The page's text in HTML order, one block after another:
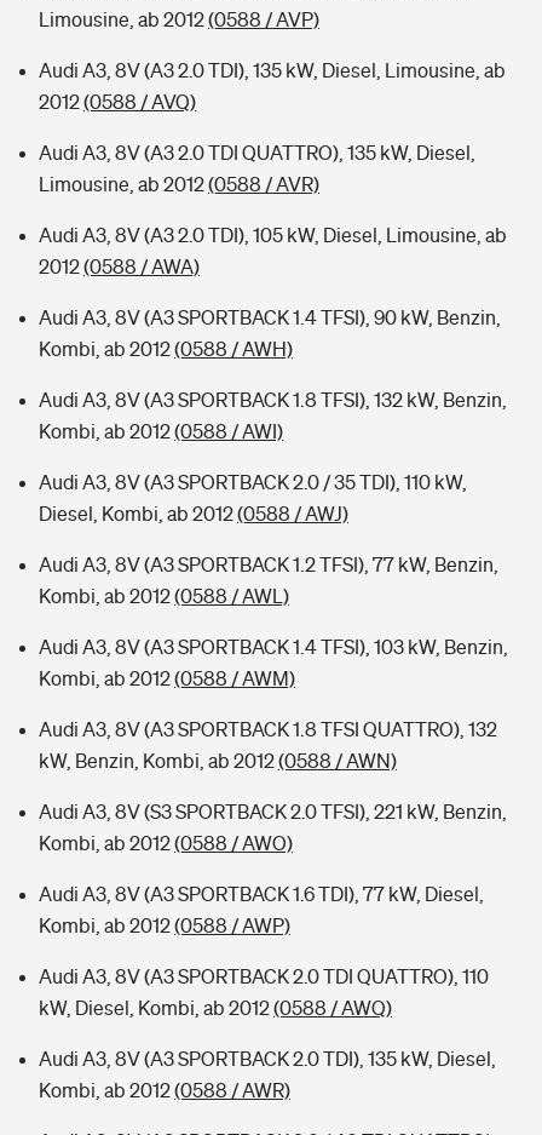
Limousine, ab 2012(0588 / AVP)
Audi A3, 8V (A3 2.0 TDI), 135 kW, Diesel, Limousine, ab
2012(0588 / AVQ)
Audi A3, 8V (A3 2.0 TDI QUATTRO), 135 kW, Diesel,
Limousine, ab 2012(0588 / AVR)
Audi A3, 8V (A3 2.0 TDI), 105 kW, Diesel, Limousine, ab
2012(0588 / AWA)
Audi A3, 8V (A3 SPORTBACK 1.4 TFSI), 90 kW, Benzin,
Kombi, ab 2012(0588 / AWH)
Audi A3, 8V (A3 SPORTBACK 1.8 TFSI), 132 kW, Benzin,
Kombi, ab 2012(0588 / AWI)
Audi A3, 8V (A3 SPORTBACK 2.0 / 35 TDI), 110 kW,
Diesel, Kombi, ab 2012(0588 / AWJ)
Audi A3, 8V (A3 SPORTBACK 1.2 TFSI), 77 kW, Benzin,
Kombi, ab 2012(0588 / AWL)
Audi A3, 8V (A3 SPORTBACK 1.4 TFSI), 103 kW, Benzin,
Kombi, ab 2012(0588 / AWM)
Audi A3, 8V (A3 SPORTBACK 1.8 TFSI QUATTRO), 132
kW, Benzin, Kombi, ab 2012(0588 / AWN)
Audi A3, 8V (S3 SPORTBACK 2.0 TFSI), 221 kW, Benzin,
Kombi, ab 2012(0588 / AWO)
Audi A3, 8V (A3 SPORTBACK 1.6 TDI), 77 kW, Diesel,
Kombi, ab 2012(0588 / AWP)
Audi A3, 8V (A3 SPORTBACK 2.0 TDI QUATTRO), 110
kW, Diesel, Kombi, ab 2012(0588 / AWQ)
Audi A3, 8V (A3 SPORTBACK 2.0 TDI), 135 kW, Diesel,
Kombi, ab 2012(0588 / AWR)